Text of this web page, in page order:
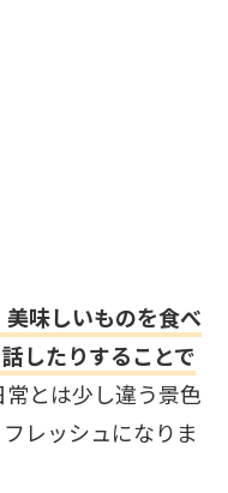
味しいものを食べ
したりすることで
とは少し違う景色
レッシュになりま